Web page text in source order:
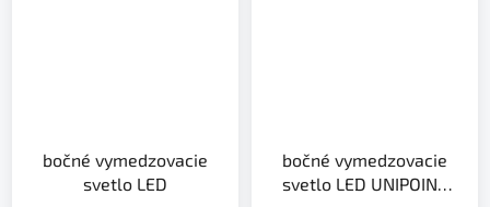
bočné vymedzovacie
svetlo LED
bočné vymedzovacie
svetlo LED UNIPOINT